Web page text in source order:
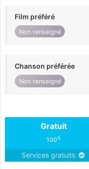
Film préféré
Non renseigné
Chanson préférée
Non renseigné
Gratuit
100%
Services gratuits